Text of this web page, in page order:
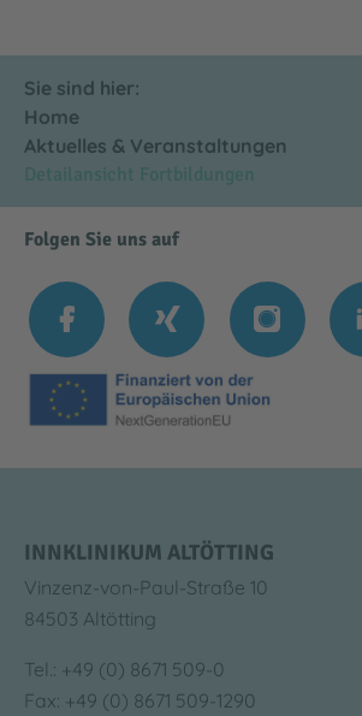
Sie sind hier:
Home
Aktuelles & Veranstaltungen
Detailansicht Fortbildungen
Folgen Sie uns auf
INNKLINIKUM ALTÖTTING
Vinzenz-von-Paul-Straße 10
84503 Altötting
Tel.: +49 (0) 8671 509-0
Fax: +49 (0) 8671 509-1290